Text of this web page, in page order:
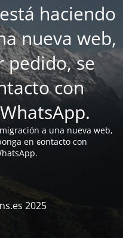
haciendo
nueva web,
pedido, se
con
a una nueva web,
en contacto con
2025